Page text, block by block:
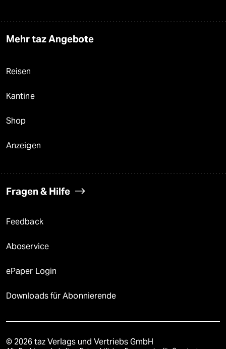
Mehr taz Angebote
Reisen
Kantine
Shop
Anzeigen
Fragen & Hilfe
Feedback
Aboservice
ePaper Login
Downloads für Abonnierende
© 2026 taz Verlags und Vertriebs GmbH